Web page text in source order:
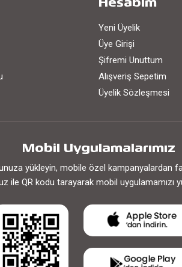
Hesabım
Yeni Üyelik
Üye Girişi
Şifremi Unuttum
Alışveriş Sepetim
Üyelik Sözleşmesi
Mobil Uygulamalarımız
yükleyin, mobile özel kampanyalardan
ile QR kodu tarayarak mobil uygulamamızı